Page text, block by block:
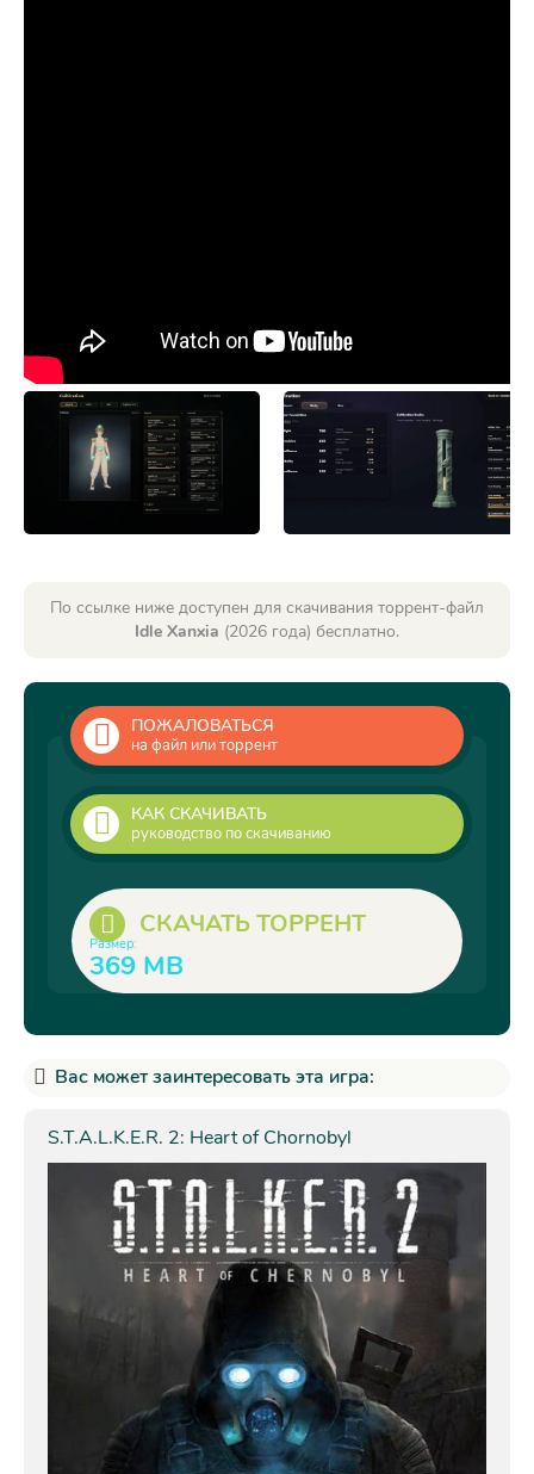
По ссылке ниже доступен для скачивания торрент-файл
Idle Xanxia (2026 года) бесплатно.
ПОЖАЛОВАТЬСЯ
на файл или торрент
КАК СКАЧИВАТЬ
руководство по скачиванию
СКАЧАТЬ ТОРРЕНТ
Размер:
369 MB
Вас может заинтересовать эта игра:
S.T.A.L.K.E.R. 2: Heart of Chornobyl